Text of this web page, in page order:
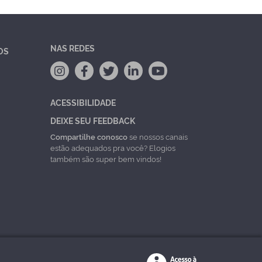
NAS REDES
ACESSIBILIDADE
DEIXE SEU FEEDBACK
Compartilhe conoscose nossos canais
estão adequados pra você? Elogios
também são super bem vindos!